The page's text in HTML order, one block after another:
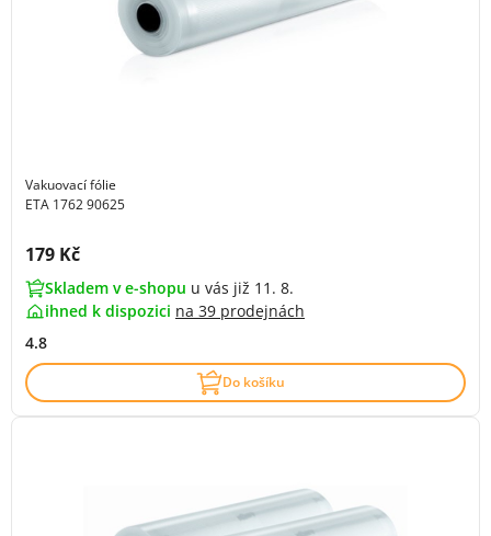
Vakuovací fólie
ETA 1762 90625
Cena s DPH:
179 Kč
Skladem v e-shopu u vás již 11. 8.
ihned k dispozici na 39 prodejnách
4.8
Do košíku